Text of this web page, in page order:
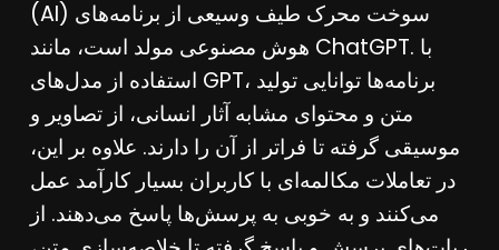
(AI) سوخت محرک طیف وسیعی از برنامه‌های
هوش مصنوعی مولد است، مانند ChatGPT. با
استفاده از مدل‌های GPT، برنامه‌ها توانایی تولید
متن و محتوای مشابه آثار انسانی، از تصاویر و
موسیقی گرفته تا فراتر از آن را دارند. علاوه بر این،
در تعاملات مکالمه‌ای با کاربران بسیار کارآمد عمل
می‌کنند و به خوبی به پرسش‌ها پاسخ می‌دهند. از